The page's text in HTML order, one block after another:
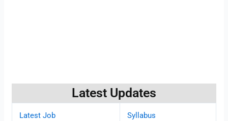
Latest Updates
Latest Job Syllabus